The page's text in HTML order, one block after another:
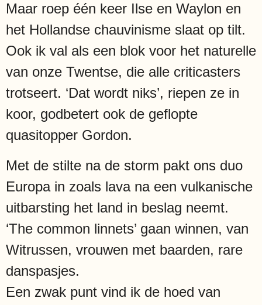
Maar roep één keer Ilse en Waylon en
het Hollandse chauvinisme slaat op tilt.
Ook ik val als een blok voor het naturelle
van onze Twentse, die alle criticasters
trotseert. ‘Dat wordt niks’, riepen ze in
koor, godbetert ook de geflopte
quasitopper Gordon.
Met de stilte na de storm pakt ons duo
Europa in zoals lava na een vulkanische
uitbarsting het land in beslag neemt.
‘The common linnets’ gaan winnen, van
Witrussen, vrouwen met baarden, rare
danspasjes.
Een zwak punt vind ik de hoed van